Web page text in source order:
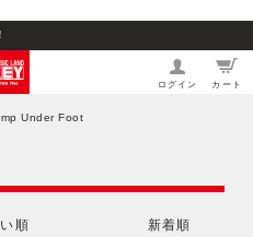
ログイン カート
Under Foot
順 新着順